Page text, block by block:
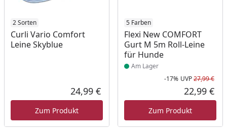
2 Sorten
Curli Vario Comfort
Leine Skyblue
Aktueller Preis
24,99 €
Zum Produkt
5 Farben
Flexi New COMFORT
Gurt M 5m Roll-Leine
für Hunde
Produkt am Lager
Am Lager
-17% UVP27,99 €
22,99 €
Zum Produkt